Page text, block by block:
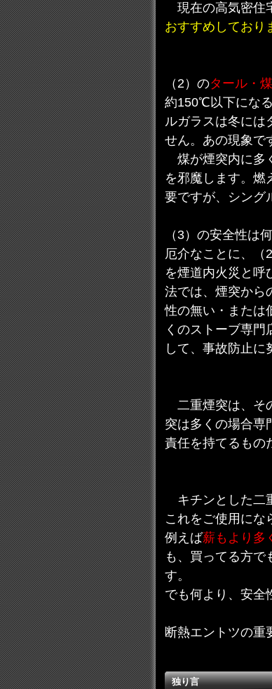
現在の高気密住
おすすめしており
（2）のタール・
約150℃以下にな
ルガラスは冬には
せん。あの現象で
煤が煙突内に多
を邪魔します。燃
要ですが、シング
（3）の安全性は
厄介なことに、（
を煙道内火災と
法では、煙突から
性の無い・または
くのストーブ専門
して、事故防止に
二重煙突は、そ
突は多くの場合専
責任を持てるもの
キチンとした二
これをご使用にな
例えば薪もより多
も、買ってる方で
す。
でも何より、安全
断熱エントツの重
独り言